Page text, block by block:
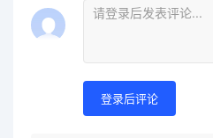
登录后评论